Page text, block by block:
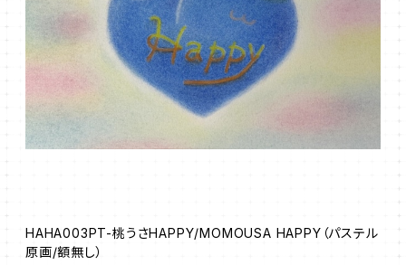
HAHA003PT-桃うさHAPPY/MOMOUSA HAPPY（パステル
原画/額無し）